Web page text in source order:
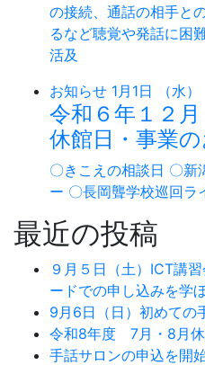
の接続、通話の相手と
るなど聴覚や発話に困
活及
お知らせ 1月1日 （水）
令和６年１２
休館日・事業
〇きこえの相談日 〇新
ー 〇長岡聾学校巡回ラ
最近の投稿
９月５日（土）ICT講
ードでの申し込みを学
9月6日（日）初めての
令和8年度 7月・8月
手話サロンの申込を開